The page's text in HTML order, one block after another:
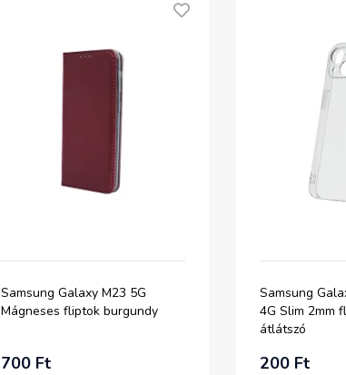
Samsung Galaxy M23 5G
Mágneses fliptok burgundy
700 Ft
Samsung
4G Slim 2mm
átlátszó
200 Ft